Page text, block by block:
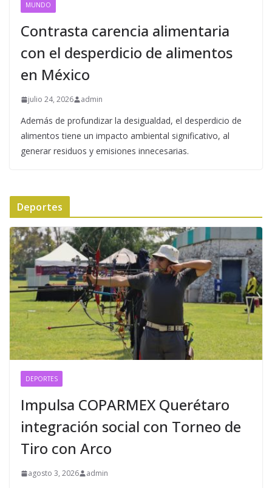
MUNDO
Contrasta carencia alimentaria
con el desperdicio de alimentos
en México
julio 24, 2026 admin
Además de profundizar la desigualdad, el desperdicio de
alimentos tiene un impacto ambiental significativo, al
generar residuos y emisiones innecesarias.
Deportes
DEPORTES
Impulsa COPARMEX Querétaro
integración social con Torneo de
Tiro con Arco
agosto 3, 2026 admin